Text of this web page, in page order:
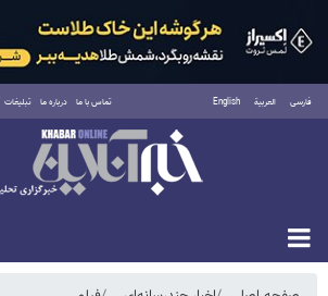
فارسی العربية English تماس با ما درباره ما تبلیغات
شنبه ۱۷ مرداد ۱۴۰۵